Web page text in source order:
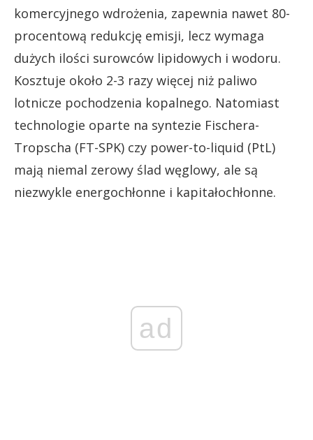
komercyjnego wdrożenia, zapewnia nawet 80-
procentową redukcję emisji, lecz wymaga
dużych ilości surowców lipidowych i wodoru.
Kosztuje około 2-3 razy więcej niż paliwo
lotnicze pochodzenia kopalnego. Natomiast
technologie oparte na syntezie Fischera-
Tropscha (FT-SPK) czy power-to-liquid (PtL)
mają niemal zerowy ślad węglowy, ale są
niezwykle energochłonne i kapitałochłonne.
ad